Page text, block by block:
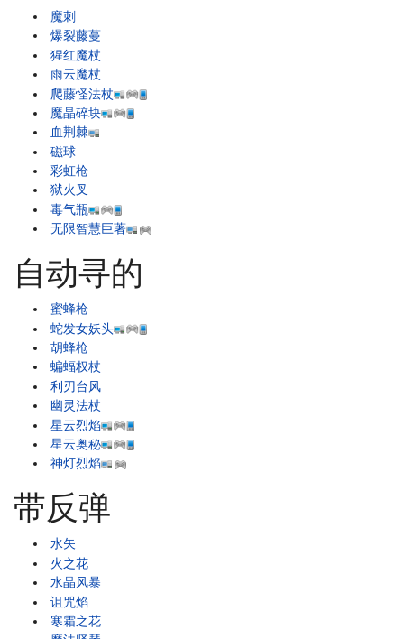
魔刺
爆裂藤蔓
猩红魔杖
雨云魔杖
爬藤怪法杖
魔晶碎块
血荆棘
磁球
彩虹枪
狱火叉
毒气瓶
无限智慧巨著
自动寻的
蜜蜂枪
蛇发女妖头
胡蜂枪
蝙蝠权杖
利刃台风
幽灵法杖
星云烈焰
星云奥秘
神灯烈焰
带反弹
水矢
火之花
水晶风暴
诅咒焰
寒霜之花